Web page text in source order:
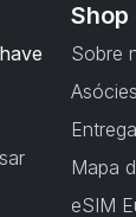
Shop
Sobre
Entrega
Mapa
eSIM